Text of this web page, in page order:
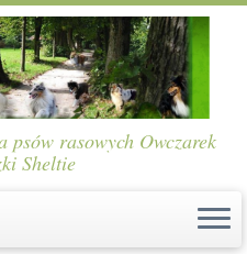
psów rasowych Owczarek
Sheltie